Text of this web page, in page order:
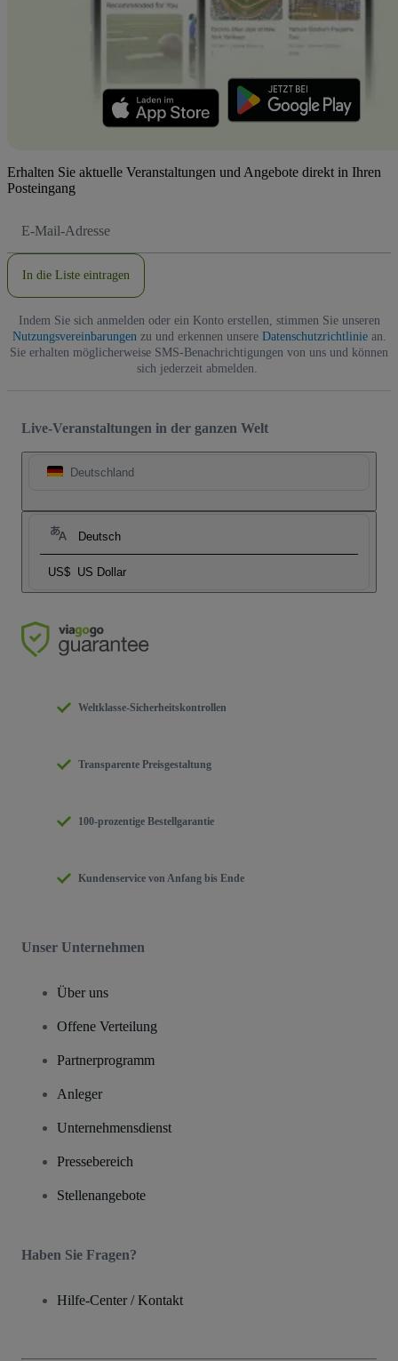
Erhalten Sie aktuelle Veranstaltungen und Angebote direkt in Ihren
Posteingang
Mail-
In die Liste eintragen
Indem Sie sich anmelden oder ein Konto erstellen, stimmen Sie unseren
Nutzungsvereinbarungen zu und erkennen unsere Datenschutzrichtliniean.
Sie erhalten möglicherweise SMS-Benachrichtigungen von uns und können
sich jederzeit abmelden.
Live-Veranstaltungen in der ganzen Welt
Deutschland
Deutsch
US$ US Dollar
Weltklasse-Sicherheitskontrollen
Transparente Preisgestaltung
100-prozentige Bestellgarantie
Kundenservice von Anfang bis Ende
Unser Unternehmen
Über uns
Offene Verteilung
Partnerprogramm
Anleger
Unternehmensdienst
Pressebereich
Stellenangebote
Haben Sie Fragen?
Hilfe-Center / Kontakt